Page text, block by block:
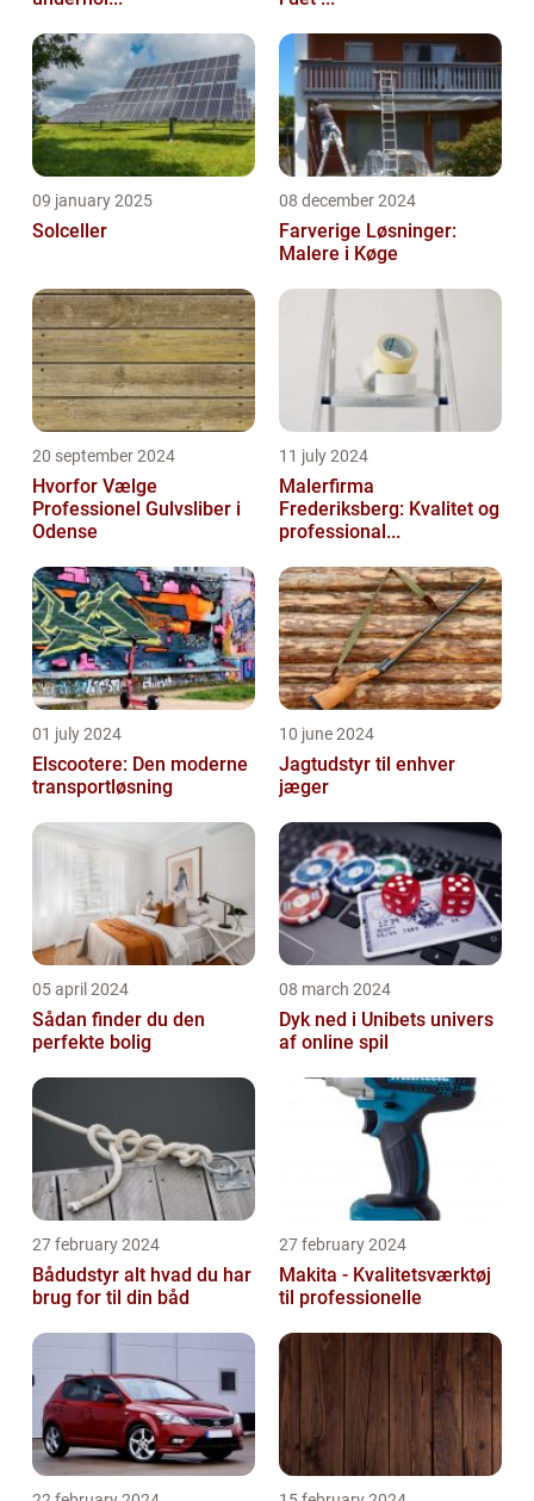
09 january 2025
Solceller
08 december 2024
Farverige Løsninger:
Malere i Køge
20 september 2024
Hvorfor Vælge
Professionel Gulvsliber i
Odense
11 july 2024
Malerfirma
Frederiksberg: Kvalitet og
professional...
01 july 2024
Elscootere: Den moderne
transportløsning
10 june 2024
Jagtudstyr til enhver
jæger
05 april 2024
Sådan finder du den
perfekte bolig
08 march 2024
Dyk ned i Unibets univers
af online spil
27 february 2024
Bådudstyr alt hvad du har
brug for til din båd
27 february 2024
Makita - Kvalitetsværktøj
til professionelle